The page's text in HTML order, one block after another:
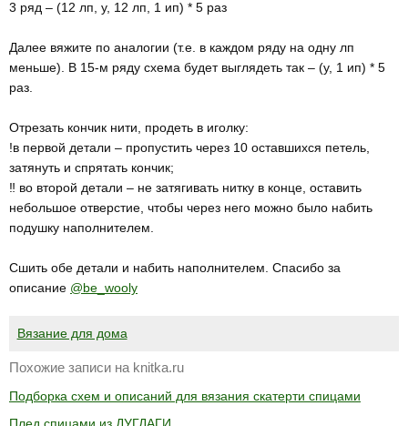
3 ряд – (12 лп, у, 12 лп, 1 ип) * 5 раз
Далее вяжите по аналогии (т.е. в каждом ряду на одну лп
меньше). В 15-м ряду схема будет выглядеть так – (у, 1 ип) * 5
раз.
Отрезать кончик нити, продеть в иголку:⠀
!в первой детали – пропустить через 10 оставшихся петель,
затянуть и спрятать кончик;⠀
‼️ во второй детали – не затягивать нитку в конце, оставить
небольшое отверстие, чтобы через него можно было набить
подушку наполнителем.
Сшить обе детали и набить наполнителем. Спасибо за
описание @be_wooly
Вязание для дома
Похожие записи на knitka.ru
Подборка схем и описаний для вязания скатерти спицами